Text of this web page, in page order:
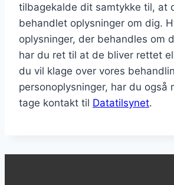
tilbagekalde dit samtykke til, at
behandlet oplysninger om dig.
oplysninger, der behandles om
har du ret til at de bliver rettet
du vil klage over vores
personoplysninger, har du også
tage kontakt til Datatilsynet.